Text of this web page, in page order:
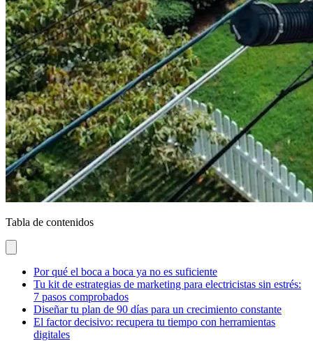
Tabla de contenidos
Por qué el boca a boca ya no es suficiente
Tu kit de estrategias de marketing para electricistas sin estrés:
7 pasos comprobados
Diseñar tu plan de 90 días para un crecimiento constante
El factor decisivo: recupera tu tiempo con herramientas
digitales